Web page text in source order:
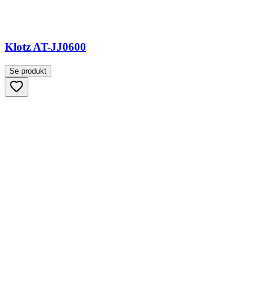
Klotz AT-JJ0600
Se produkt